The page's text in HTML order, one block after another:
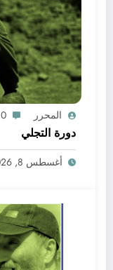
المحرر 0
دورة التجلي
أغسطس 8, 2026